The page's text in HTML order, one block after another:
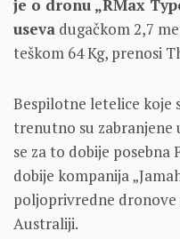
je o dronu „RMax
useva dugačkom 2,7
teškom 64 Kg, prenosi
Bespilotne letelice koje
trenutno su zabranjene
se za to dobije posebna
dobije kompanija
poljoprivredne dronove
Australiji.